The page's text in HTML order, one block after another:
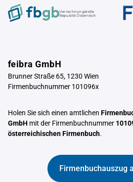
Verrechnungstelle
Republik Österreich
feibra GmbH
Brunner Straße 65, 1230 Wien
Firmenbuchnummer 101096x
Holen Sie sich einen amtlichen
GmbH mit der Firmenbuchnummer
österreichischen Firmenbuch.
Firmenbuchauszug